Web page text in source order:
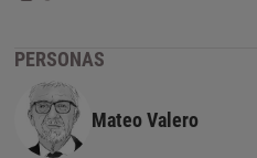
PERSONAS
Mateo Valero